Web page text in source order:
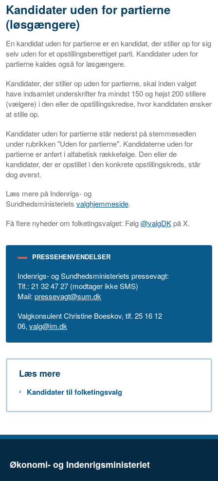
Kandidater uden for partierne
(løsgængere)
En kandidat uden for partierne er en kandidat, der stiller op for sig
selv uden for et opstillingsberettiget parti. Kandidater uden for
partierne kaldes også for løsgængere.
Kandidater, der stiller op uden for partierne, skal inden valget
have indsamlet underskrifter fra mindst 150 og højst 200 stillere
(vælgere) i den eller de opstillingskredse, hvor kandidaten ønsker
at stille op.
Kandidater uden for partierne står nederst på stemmesedlen
under rubrikken "Uden for partierne". Kandidaterne uden for
partierne er anført i alfabetisk rækkefølge. Den eller de
kandidater, der er opstillet i den konkrete opstillingskreds, står
dog øverst.
Læs mere på Indenrigs- og
Sundhedsministeriets valghjemmeside.
Få flere nyheder om folketingsvalget: Følg@valgDKpå X.
PRESSEHENVENDELSER
Indenrigs- og Sundhedsministeriets pressevagt:
Tlf.: 21 32 47 27 (modtager ikke SMS)
Mail: pressevagt@sum.dk
Valgkonsulent Christine Boeskov, tlf. 25 16 12
06, valg@im.dk
Læs mere
Kandidater til folketingsvalg
Økonomi- og Indenrigsministeriet